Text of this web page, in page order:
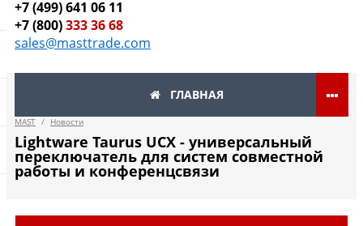
+7 (499) 641 06 11
+7 (800)333 36 68
sales@masttrade.com
ГЛАВНАЯ
MAST / Новости
Lightware Taurus UCX - универсальный
переключатель для систем совместной
работы и конференцсвязи